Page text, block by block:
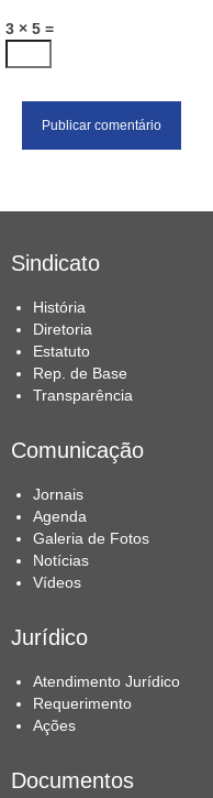
3 × 5 =
Sindicato
História
Diretoria
Estatuto
Rep. de Base
Transparência
Comunicação
Jornais
Agenda
Galeria de Fotos
Notícias
Vídeos
Jurídico
Atendimento Jurídico
Requerimento
Ações
Documentos